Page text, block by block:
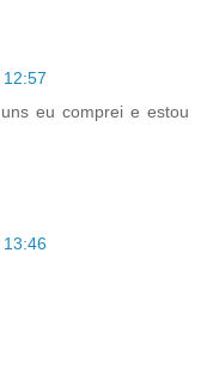
eu comprei e estou